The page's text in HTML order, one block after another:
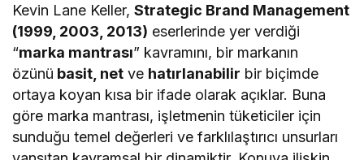
Kevin Lane Keller,Strategic Brand Management
(1999, 2003, 2013) eserlerinde yer verdiği
“marka mantrası” kavramını, bir markanın
özünü basit, net ve hatırlanabilir bir biçimde
ortaya koyan kısa bir ifade olarak açıklar. Buna
göre marka mantrası, işletmenin tüketiciler için
sunduğu temel değerleri ve farklılaştırıcı unsurları